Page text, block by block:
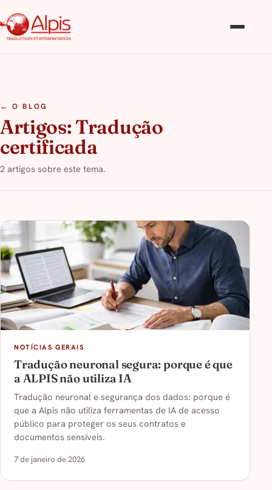
← O BLOG
Artigos: Tradução
certificada
2 artigos sobre este tema.
NOTÍCIAS GERAIS
Tradução neuronal segura: porque é que
a ALPIS não utiliza IA
Tradução neuronal e segurança dos dados: porque é
que a Alpis não utiliza ferramentas de IA de acesso
público para proteger os seus contratos e
documentos sensíveis.
7 de janeiro de 2026